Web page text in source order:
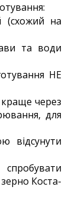
(схожий на
та води
НЕ
краще через
для
відсунути
Коста-